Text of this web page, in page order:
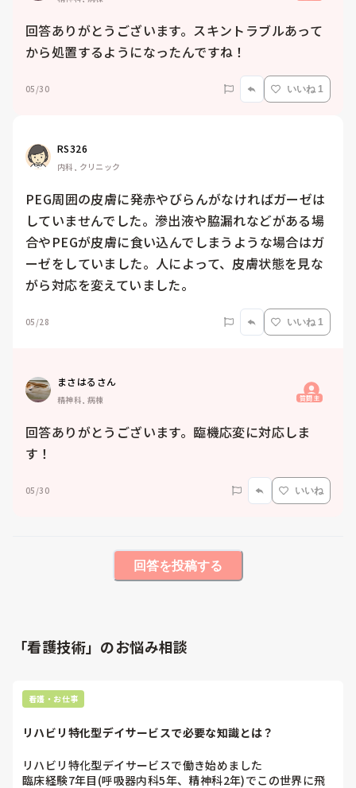
回答ありがとうございます。スキントラブルあって
から処置するようになったんですね！
05/30 いいね 1
RS326
内科, クリニック
PEG周囲の皮膚に発赤やびらんがなければガーゼは
していませんでした。滲出液や脇漏れなどがある場
合やPEGが皮膚に食い込んでしまうような場合はガ
ーゼをしていました。人によって、皮膚状態を見な
がら対応を変えていました。
05/28 いいね 1
まさはるさん
精神科, 病棟 質問主
回答ありがとうございます。臨機応変に対応しま
す！
05/30 いいね
回答を投稿する
「看護技術」のお悩み相談
看護・お仕事
リハビリ特化型デイサービスで必要な知識とは？
リハビリ特化型デイサービスで働き始めました
臨床経験7年目(呼吸器内科5年、精神科2年)でこの世界に飛